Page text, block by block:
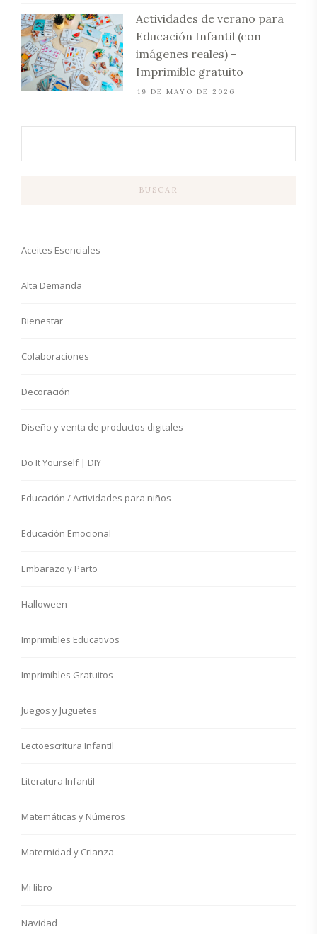
Actividades de verano para
Educación Infantil (con
imágenes reales) –
Imprimible gratuito
19 DE MAYO DE 2026
BUSCAR
Aceites Esenciales
Alta Demanda
Bienestar
Colaboraciones
Decoración
Diseño y venta de productos digitales
Do It Yourself | DIY
Educación / Actividades para niños
Educación Emocional
Embarazo y Parto
Halloween
Imprimibles Educativos
Imprimibles Gratuitos
Juegos y Juguetes
Lectoescritura Infantil
Literatura Infantil
Matemáticas y Números
Maternidad y Crianza
Mi libro
Navidad